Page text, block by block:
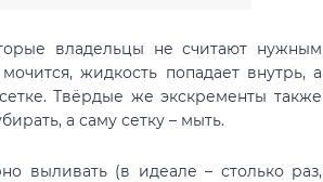
владельцы не считают нужным
жидкость попадает внутрь, а
Твёрдые же экскременты также
а саму сетку – мыть.
выливать (в идеале – столько раз,